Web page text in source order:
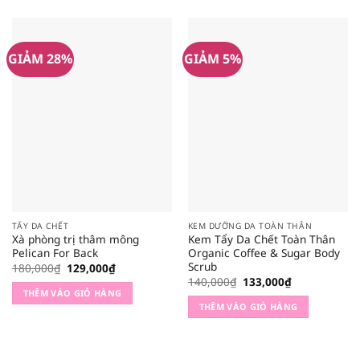
GIẢM 28%
TẨY DA CHẾT
Xà phòng trị thâm mông
Pelican For Back
180,000₫ Giá
gốc
là:
180,000₫.
129,000₫Giá
hiện
tại
là:
129,000₫.
THÊM VÀO GIỎ HÀNG
GIẢM 5%
KEM DƯỠNG DA TOÀN THÂN
Kem Tẩy Da Chết Toàn Thân
Organic Coffee & Sugar Body
Scrub
140,000₫ Giá
gốc
là:
140,000₫.
133,000₫Giá
hiện
tại
là:
133,000₫.
THÊM VÀO GIỎ HÀNG